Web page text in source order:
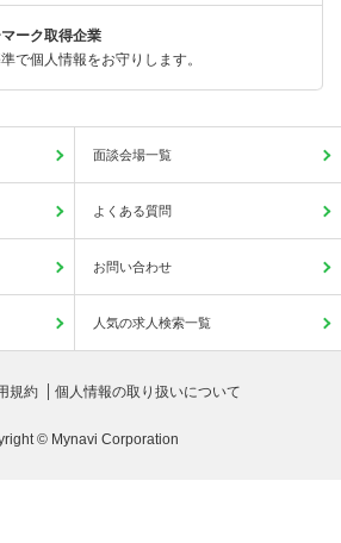
ーク取得企業
で個人情報をお守りします。
面談会場一覧
よくある質問
お問い合わせ
人気の求人検索一覧
規約 個人情報の取り扱いについて
© Mynavi Corporation